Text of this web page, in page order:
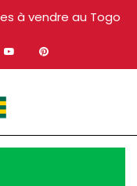
à vendre au Togo